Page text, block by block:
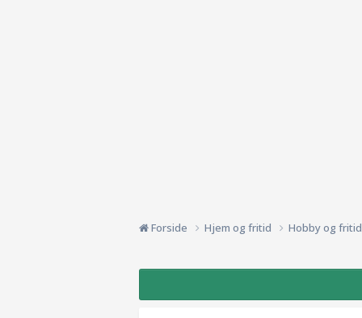
Forside Hjem og fritid Hobby og fritid